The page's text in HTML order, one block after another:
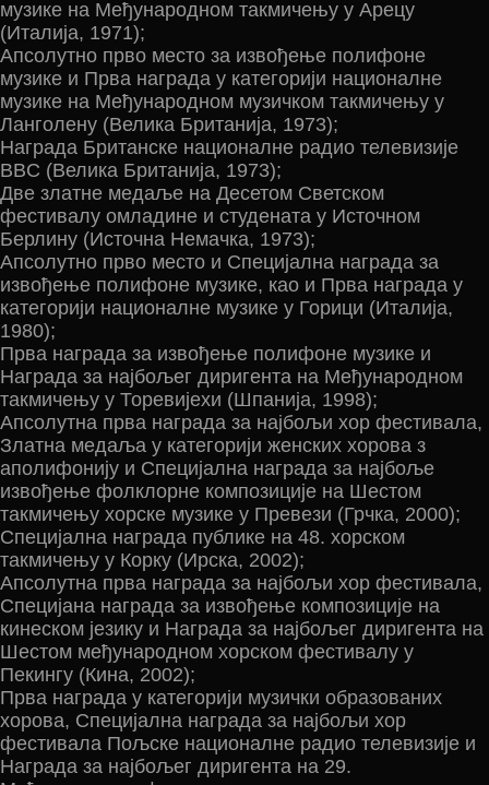
музике на Међународном такмичењу у Арецу
(Италија, 1971);
Апсолутно прво место за извођење полифоне
музике и Прва награда у категорији националне
музике на Међународном музичком такмичењу у
Ланголену (Велика Британија, 1973);
Награда Британске националне радио телевизије
BBC (Велика Британија, 1973);
Две златне медаље на Десетом Светском
фестивалу омладине и студената у Источном
Берлину (Источна Немачка, 1973);
Апсолутно прво место и Специјална награда за
извођење полифоне музике, као и Прва награда у
категорији националне музике у Горици (Италија,
1980);
Прва награда за извођење полифоне музике и
Награда за најбољег диригента на Међународном
такмичењу у Торевијехи (Шпанија, 1998);
Апсолутна прва награда за најбољи хор фестивала,
Златна медаља у категорији женских хорова з
аполифонију и Специјална награда за најбоље
извођење фолклорне композиције на Шестом
такмичењу хорске музике у Превези (Грчка, 2000);
Специјална награда публике на 48. хорском
такмичењу у Корку (Ирска, 2002);
Апсолутна прва награда за најбољи хор фестивала,
Специјана награда за извођење композиције на
кинеском језику и Награда за најбољег диригента на
Шестом међународном хорском фестивалу у
Пекингу (Кина, 2002);
Прва награда у категорији музички образованих
хорова, Специјална награда за најбољи хор
фестивала Пољске националне радио телевизије и
Награда за најбољег диригента на 29.